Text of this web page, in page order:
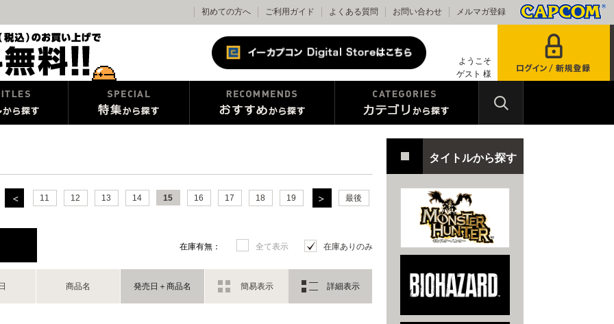
初めての方へ ご利用ガイド よくある質問 お問い合わせ メルマガ登録
ようこそ
ゲスト 様
11 12 13 14 15 16 17 18 19 最後
在庫有無： 全て表示 在庫ありのみ
商品名 発売日＋商品名 簡易表示 詳細表示
タイトルから探す